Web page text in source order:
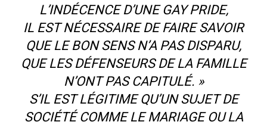
L’INDÉCENCE D’UNE GAY PRIDE,
IL EST NÉCESSAIRE DE FAIRE SAVOIR
QUE LE BON SENS N’A PAS DISPARU,
QUE LES DÉFENSEURS DE LA FAMILLE
N’ONT PAS CAPITULÉ. »
S’IL EST LÉGITIME QU’UN SUJET DE
SOCIÉTÉ COMME LE MARIAGE OU LA